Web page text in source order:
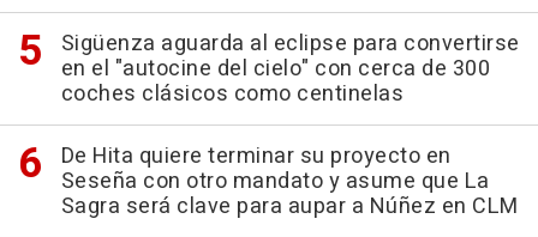
Sigüenza aguarda al eclipse para convertirse
en el "autocine del cielo" con cerca de 300
coches clásicos como centinelas
De Hita quiere terminar su proyecto en
Seseña con otro mandato y asume que La
Sagra será clave para aupar a Núñez en CLM